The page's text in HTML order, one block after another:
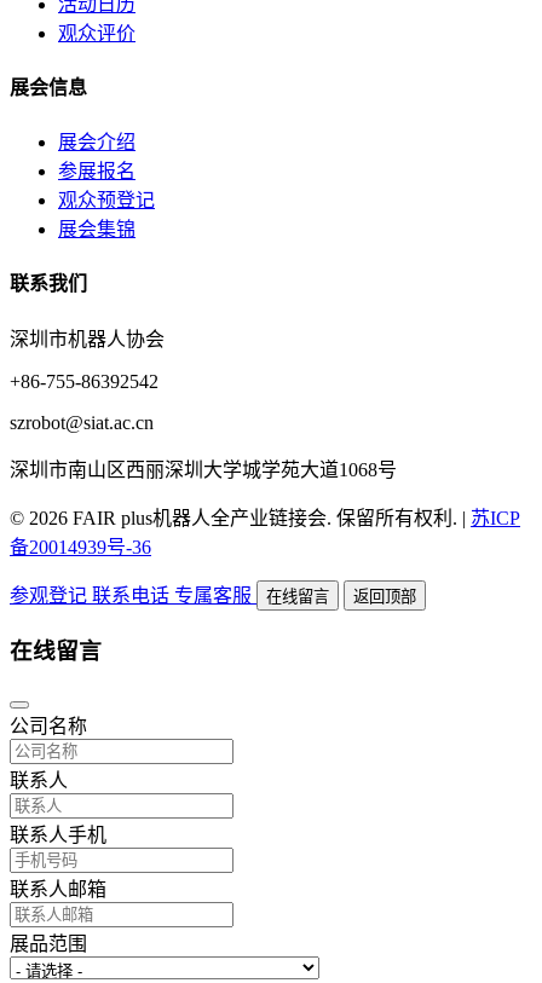
观众评价
展会信息
展会介绍
参展报名
观众预登记
展会集锦
联系我们
深圳市机器人协会
+86-755-86392542
szrobot@siat.ac.cn
深圳市南山区西丽深圳大学城学苑大道1068号
© 2026 FAIR plus机器人全产业链接会. 保留所有权利. | 苏ICP
备20014939号-36
参观登记 联系电话 专属客服 在线留言 返回顶部
在线留言
公司名称
联系人
联系人手机
联系人邮箱
展品范围